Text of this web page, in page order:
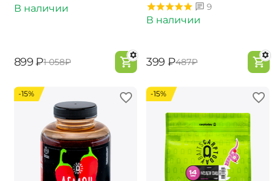
В наличии
‍899‍ ₽‍1 058‍₽
9
В наличии
‍399‍ ₽‍487‍₽
-15% -15%